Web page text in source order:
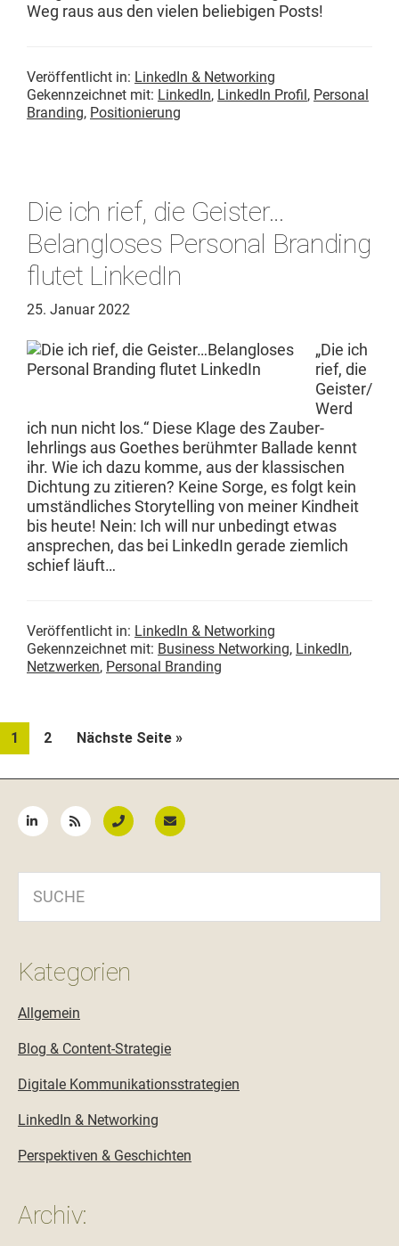
Weg raus aus den vie­len beliebi­gen Posts!
Veröffentlicht in: LinkedIn & Networking
Gekennzeichnet mit: LinkedIn, LinkedIn Profil , Personal
Branding, Positionierung
Die ich rief, die Geister…
Belangloses Personal Branding
flutet LinkedIn
25. Januar 2022
„Die ich
rief, die
Geister/
Werd
ich nun nicht los.“ Diese Klage des Zauber­
lehrlings aus Goethes berühmter Bal­lade ken­nt
ihr. Wie ich dazu komme, aus der klas­sis­chen
Dich­tung zu zitieren? Keine Sorge, es fol­gt kein
umständlich­es Sto­ry­telling von mein­er Kind­heit
bis heute! Nein: Ich will nur unbe­d­ingt etwas
ansprechen, das bei LinkedIn ger­ade ziem­lich
schief läuft…
Veröffentlicht in: LinkedIn & Networking
Gekennzeichnet mit: Business Networking, LinkedIn,
Netzwerken, Personal Branding
Seite
1 Seite
2 Nächste Seite aufrufen
»
Kategorien
Allgemein
Blog & Content-Strategie
Digitale Kommunikationsstrategien
LinkedIn & Networking
Perspektiven & Geschichten
Archiv: